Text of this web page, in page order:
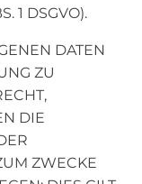
1 DSGVO).
DATEN
ZU
DIE
ZWECKE